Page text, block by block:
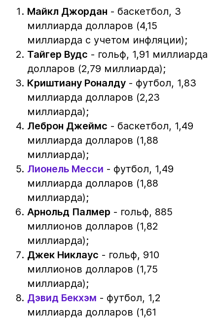
Майкл Джордан - баскетбол, 3
миллиарда долларов (4,15
миллиарда с учетом инфляции);
Тайгер Вудс - гольф, 1,91 миллиарда
долларов (2,79 миллиарда);
Криштиану Роналду- футбол, 1,83
миллиарда долларов (2,23
миллиарда);
Леброн Джеймс - баскетбол, 1,49
миллиарда долларов (1,88
миллиарда);
Лионель Месси - футбол, 1,49
миллиарда долларов (1,88
миллиарда);
Арнольд Палмер - гольф, 885
миллионов долларов (1,82
миллиарда);
Джек Никлаус - гольф, 910
миллионов долларов (1,75
миллиарда);
Дэвид Бекхэм - футбол, 1,2
миллиарда долларов (1,61